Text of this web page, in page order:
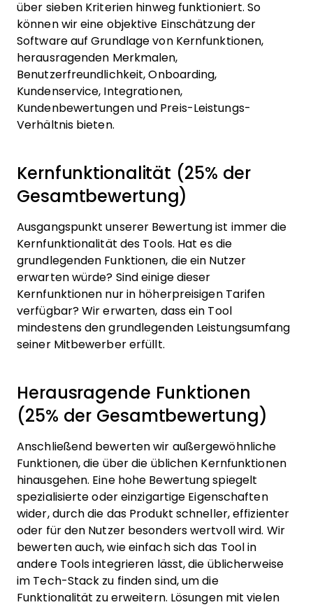
über sieben Kriterien hinweg funktioniert. So
können wir eine objektive Einschätzung der
Software auf Grundlage von Kernfunktionen,
herausragenden Merkmalen,
Benutzerfreundlichkeit, Onboarding,
Kundenservice, Integrationen,
Kundenbewertungen und Preis-Leistungs-
Verhältnis bieten.
Kernfunktionalität (25% der
Gesamtbewertung)
Ausgangspunkt unserer Bewertung ist immer die
Kernfunktionalität des Tools. Hat es die
grundlegenden Funktionen, die ein Nutzer
erwarten würde? Sind einige dieser
Kernfunktionen nur in höherpreisigen Tarifen
verfügbar? Wir erwarten, dass ein Tool
mindestens den grundlegenden Leistungsumfang
seiner Mitbewerber erfüllt.
Herausragende Funktionen
(25% der Gesamtbewertung)
Anschließend bewerten wir außergewöhnliche
Funktionen, die über die üblichen Kernfunktionen
hinausgehen. Eine hohe Bewertung spiegelt
spezialisierte oder einzigartige Eigenschaften
wider, durch die das Produkt schneller, effizienter
oder für den Nutzer besonders wertvoll wird. Wir
bewerten auch, wie einfach sich das Tool in
andere Tools integrieren lässt, die üblicherweise
im Tech-Stack zu finden sind, um die
Funktionalität zu erweitern. Lösungen mit vielen